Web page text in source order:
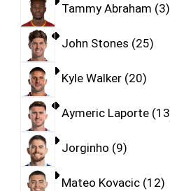
Tammy Abraham 3
John Stones 25
Kyle Walker 20
Aymeric Laporte 13
Jorginho 9
Mateo Kovacic 12